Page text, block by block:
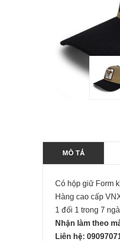
MÔ TẢ
Có hộp giữ Form
Hàng cao cấp
1 đổi 1 trong 7
Nhận làm theo
Liên hệ: